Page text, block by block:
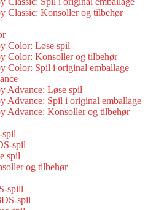
Classic: Konsoller og tilbehør
Color: Løse spil
Color: Konsoller og tilbehør
Color: Spil i original emballage
Advance: Løse spil
Advance: Spil i original emballage
Advance: Konsoller og tilbehør
spil
spil
og tilbehør
spill
spil